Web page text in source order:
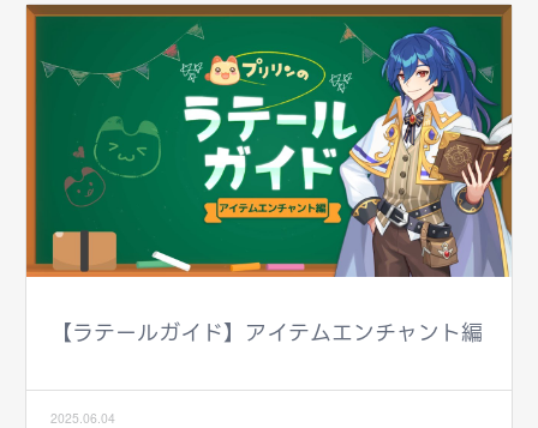
【ラテールガイド】アイテムエンチャント編
2025.06.04